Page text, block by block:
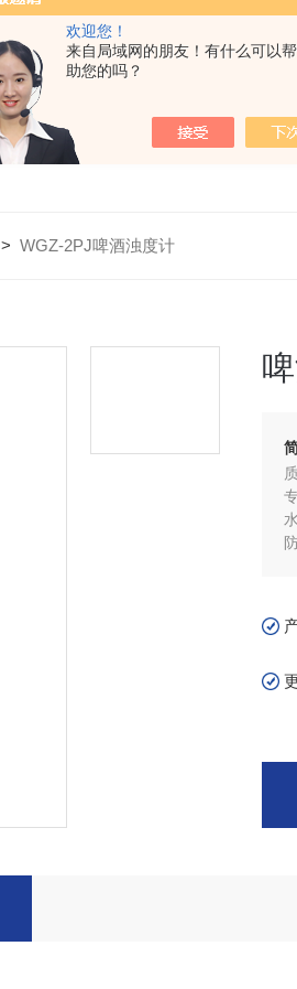
欢迎您！
来自局域网的朋友！有什么可以帮
助您的吗？
>WGZ-2PJ啤酒浊度计